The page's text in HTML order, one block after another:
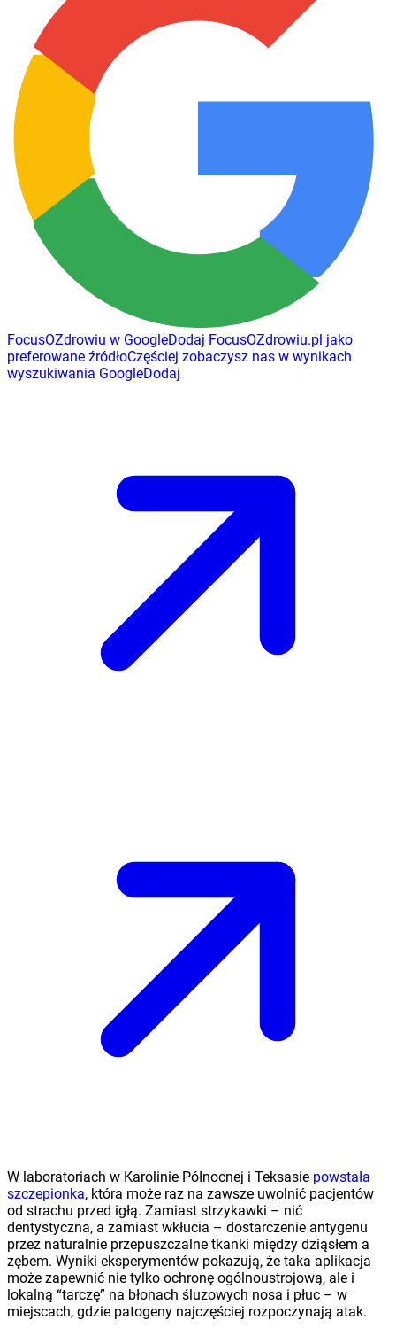
FocusOZdrowiu w GoogleDodaj FocusOZdrowiu.pl jako
preferowane źródłoCzęściej zobaczysz nas w wynikach
wyszukiwania GoogleDodaj
W laboratoriach w Karolinie Północnej i Teksasie powstała
szczepionka, która może raz na zawsze uwolnić pacjentów
od strachu przed igłą. Zamiast strzykawki – nić
dentystyczna, a zamiast wkłucia – dostarczenie antygenu
przez naturalnie przepuszczalne tkanki między dziąsłem a
zębem. Wyniki eksperymentów pokazują, że taka aplikacja
może zapewnić nie tylko ochronę ogólnoustrojową, ale i
lokalną “tarczę” na błonach śluzowych nosa i płuc – w
miejscach, gdzie patogeny najczęściej rozpoczynają atak.